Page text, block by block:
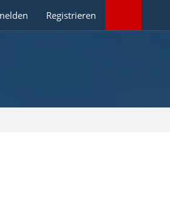
Registrieren